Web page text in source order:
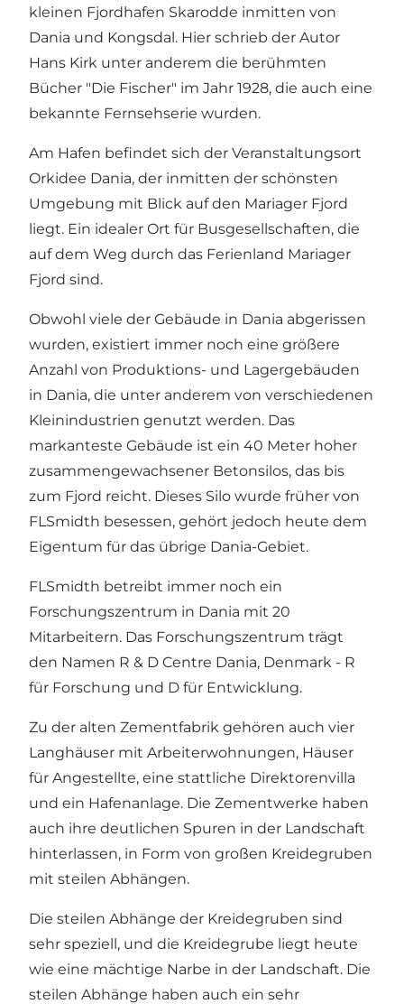
kleinen Fjordhafen Skarodde inmitten von
Dania und Kongsdal. Hier schrieb der Autor
Hans Kirk unter anderem die berühmten
Bücher "Die Fischer" im Jahr 1928, die auch eine
bekannte Fernsehserie wurden.
Am Hafen befindet sich der Veranstaltungsort
Orkidee Dania, der inmitten der schönsten
Umgebung mit Blick auf den Mariager Fjord
liegt. Ein idealer Ort für Busgesellschaften, die
auf dem Weg durch das Ferienland Mariager
Fjord sind.
Obwohl viele der Gebäude in Dania abgerissen
wurden, existiert immer noch eine größere
Anzahl von Produktions- und Lagergebäuden
in Dania, die unter anderem von verschiedenen
Kleinindustrien genutzt werden. Das
markanteste Gebäude ist ein 40 Meter hoher
zusammengewachsener Betonsilos, das bis
zum Fjord reicht. Dieses Silo wurde früher von
FLSmidth besessen, gehört jedoch heute dem
Eigentum für das übrige Dania-Gebiet.
FLSmidth betreibt immer noch ein
Forschungszentrum in Dania mit 20
Mitarbeitern. Das Forschungszentrum trägt
den Namen R & D Centre Dania, Denmark - R
für Forschung und D für Entwicklung.
Zu der alten Zementfabrik gehören auch vier
Langhäuser mit Arbeiterwohnungen, Häuser
für Angestellte, eine stattliche Direktorenvilla
und ein Hafenanlage. Die Zementwerke haben
auch ihre deutlichen Spuren in der Landschaft
hinterlassen, in Form von großen Kreidegruben
mit steilen Abhängen.
Die steilen Abhänge der Kreidegruben sind
sehr speziell, und die Kreidegrube liegt heute
wie eine mächtige Narbe in der Landschaft. Die
steilen Abhänge haben auch ein sehr